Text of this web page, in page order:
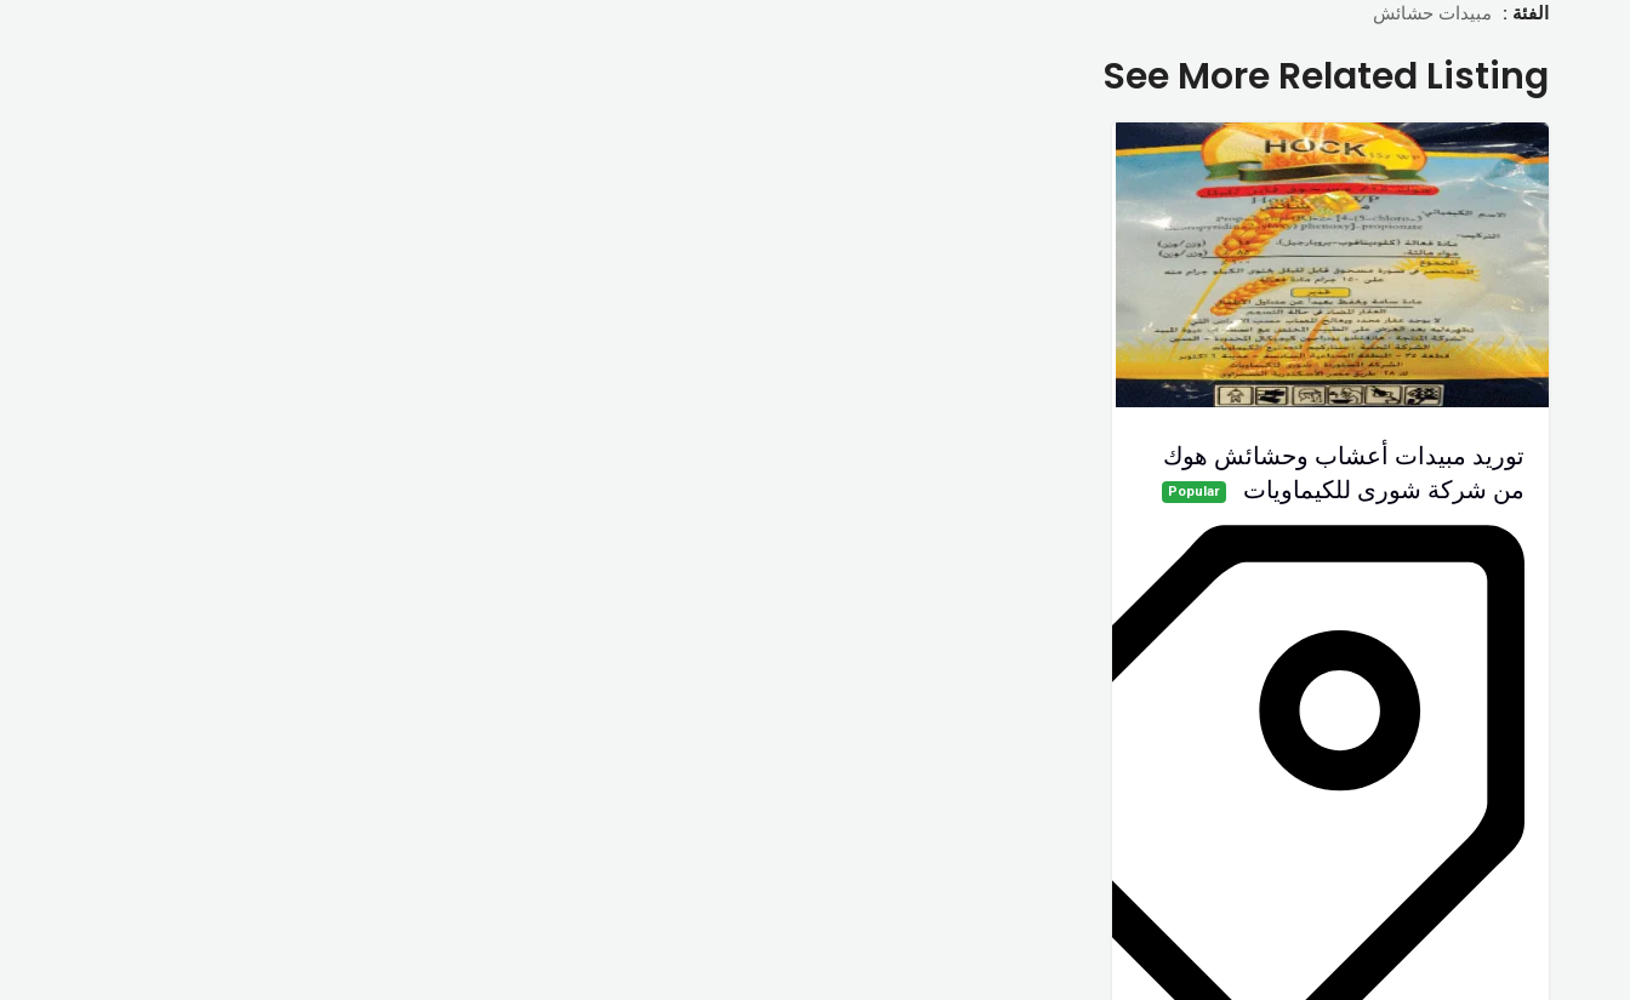
الفئة : مبيدات حشائش
See More Related Listing
توريد مبيدات أعشاب وحشائش هوك
من شركة شورى للكيماويات
Popular